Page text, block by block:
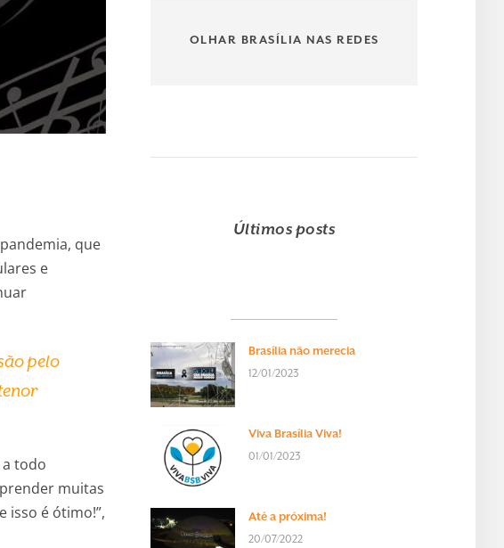
que
e
pelo
todo
muitas
isso é ótimo!”,
OLHAR BRASÍLIA NAS REDES
Últimos posts
Brasília não merecia
12/01/2023
Viva Brasília Viva!
01/01/2023
Até a próxima!
20/07/2022